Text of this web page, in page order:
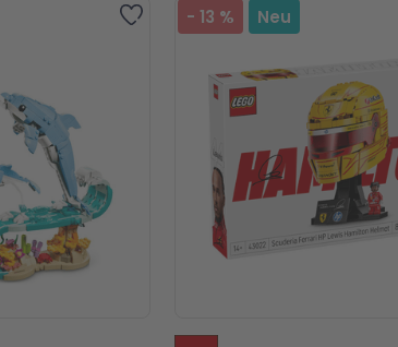
Zur Wunschliste hinzufügen
-13 % Neu